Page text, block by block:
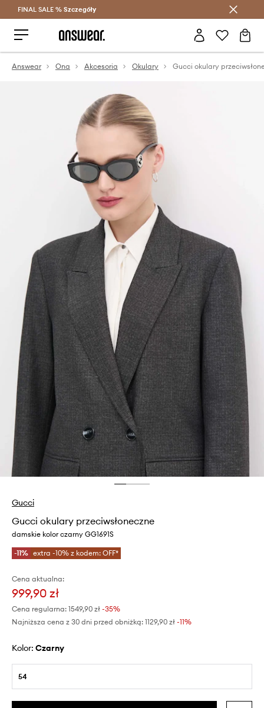
Oszczędzaj z Answear Club >
FINAL SALE % Szczegóły
Answear Ona Akcesoria Okulary Gucci okulary
Gucci
Gucci okulary przeciwsłoneczne
damskie kolor czarny GG1691S
-11% extra -10% z kodem: OFF*
Cena aktualna:
999,90 zł
Cena regularna: 1549,90 zł -35%
Najniższa cena z 30 dni przed obniżką: 1129,90 zł -11%
Kolor: czarny
54